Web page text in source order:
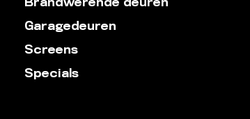
Brandwerende deuren
Garagedeuren
Screens
Specials